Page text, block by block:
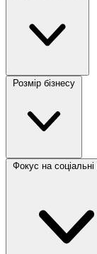
Розмір бізнесу
Фокус на соціальні